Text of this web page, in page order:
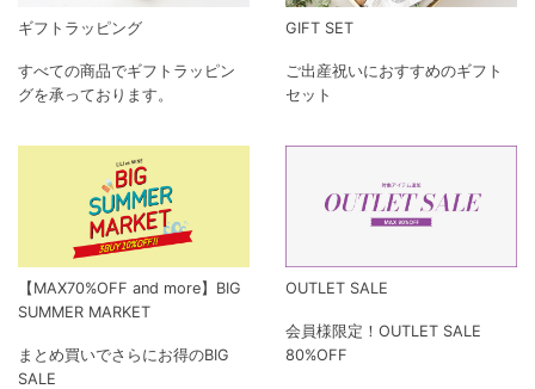
ギフトラッピング
すべての商品でギフトラッピン
グを承っております。
GIFT SET
ご出産祝いにおすすめのギフト
セット
【MAX70%OFF and more】BIG
SUMMER MARKET
まとめ買いでさらにお得のBIG
SALE
OUTLET SALE
会員様限定！OUTLET SALE
80%OFF